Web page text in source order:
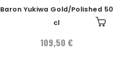
Baron Yukiwa Gold/Polished 50
cl
109,50 €